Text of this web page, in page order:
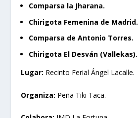
Comparsa la Jharana.
Chirigota Femenina de Madrid.
Comparsa de Antonio Torres.
Chirigota El Desván (Vallekas).
Lugar: Recinto Ferial Ángel Lacalle.
Organiza: Peña Tiki Taca.